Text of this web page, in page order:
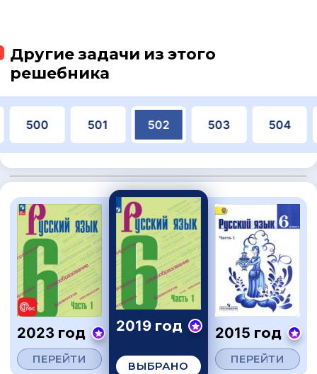
Другие задачи из этого
решебника
500 501 502 503 504
2023 год
ПЕРЕЙТИ
2019 год
ВЫБРАНО
2015 год
ПЕРЕЙТИ